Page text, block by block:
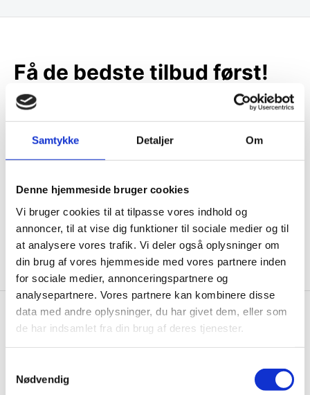
Samtykke Detaljer Om
Denne hjemmeside bruger cookies
Vi bruger cookies til at tilpasse vores indhold og
annoncer, til at vise dig funktioner til sociale medier og til
at analysere vores trafik. Vi deler også oplysninger om
din brug af vores hjemmeside med vores partnere inden
for sociale medier, annonceringspartnere og
analysepartnere. Vores partnere kan kombinere disse
data med andre oplysninger, du har givet dem, eller som
de har indsamlet fra din brug af deres tjenester.
Nødvendig
Få de bedste tilbud først!
Husk at tilmelde dig vores nyhedsbrev og vær først
til de bedste tilbud. Og bare rolig, vi spammer dig
ikke, men sender kun relevante tilbud og
informationer til dig.
Ja tak, tilmeld mig
Wallshop.dk
Gastrobutikken ApS
7430 Ikast